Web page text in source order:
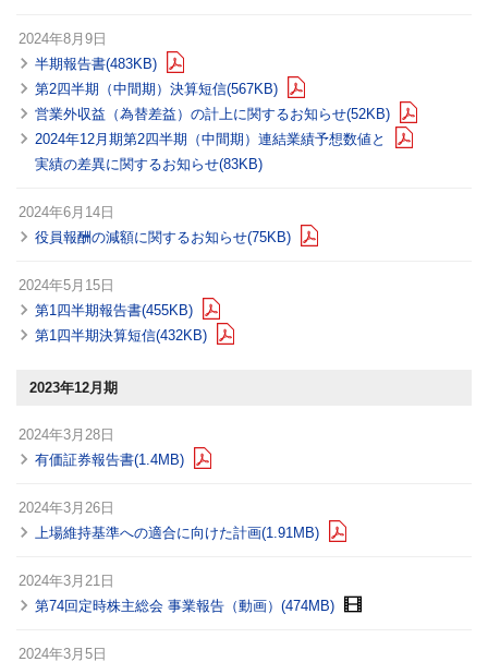
2024年8月9日
半期報告書(483KB)
第2四半期（中間期）決算短信(567KB)
営業外収益（為替差益）の計上に関するお知らせ(52KB)
2024年12月期第2四半期（中間期）連結業績予想数値と
実績の差異に関するお知らせ(83KB)
2024年6月14日
役員報酬の減額に関するお知らせ(75KB)
2024年5月15日
第1四半期報告書(455KB)
第1四半期決算短信(432KB)
2023年12月期
2024年3月28日
有価証券報告書(1.4MB)
2024年3月26日
上場維持基準への適合に向けた計画(1.91MB)
2024年3月21日
第74回定時株主総会 事業報告（動画）(474MB)
2024年3月5日